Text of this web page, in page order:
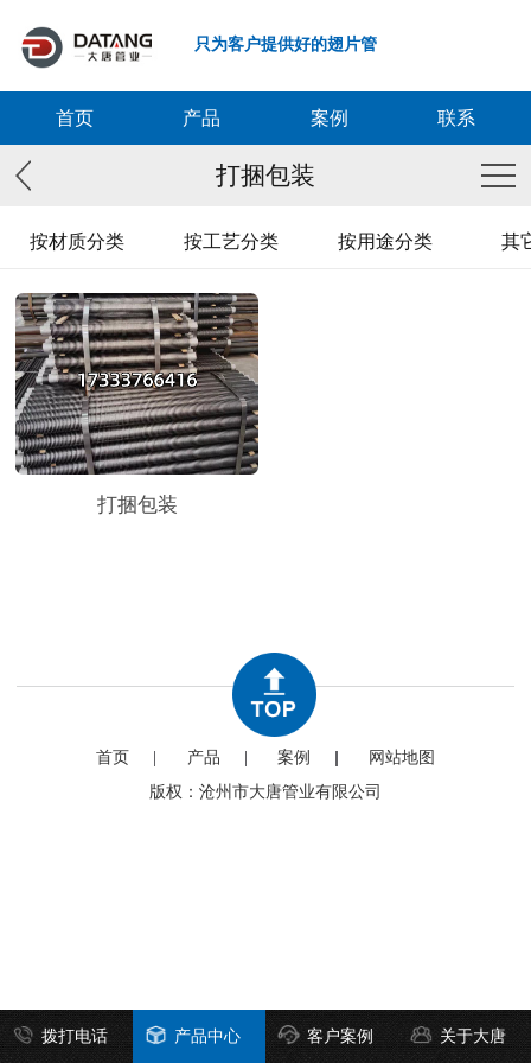
只为客户提供好的翅片管
首页 产品 案例 联系
打捆包装
按材质分类 按工艺分类 按用途分类 其
打捆包装
首页 产品 案例
网站地图
版权：沧州市大唐管业有限公司
拨打电话 产品中心 客户案例 关于大唐